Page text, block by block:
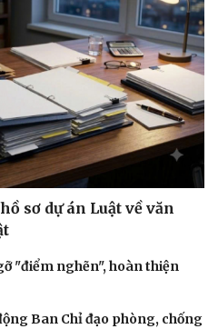
sơ dự án Luật về văn
"điểm nghẽn", hoàn thiện
Ban Chỉ đạo phòng, chống